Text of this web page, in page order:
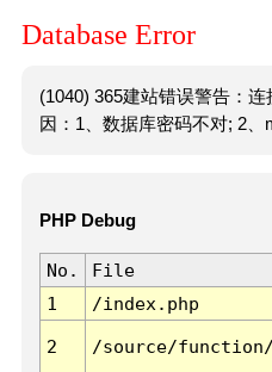
Database Error
(1040) 365建站错误警告：
因：1、数据库密码不对; 2、
PHP Debug
No. File
1
/index.php
2 /source/